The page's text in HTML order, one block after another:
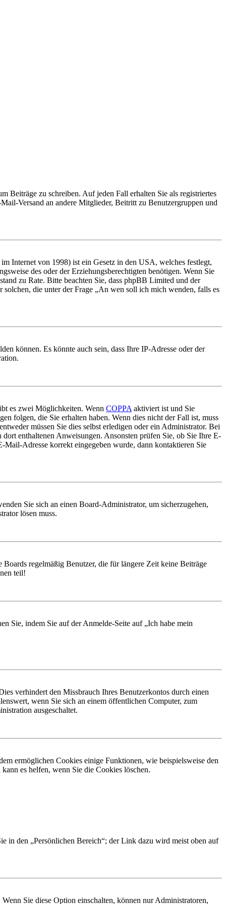
Beiträge zu schreiben. Auf jeden Fall erhalten Sie als registriertes
Versand an andere Mitglieder, Beitritt zu Benutzergruppen und
Internet von 1998) ist ein Gesetz in den USA, welches festlegt,
des oder der Erziehungsberechtigten benötigen. Wenn Sie
zu Rate. Bitte beachten Sie, dass phpBB Limited und der
die unter der Frage „An wen soll ich mich wenden, falls es
können. Es könnte auch sein, dass Ihre IP-Adresse oder der
es zwei Möglichkeiten. Wenn COPPA aktiviert ist und Sie
folgen, die Sie erhalten haben. Wenn dies nicht der Fall ist, muss
müssen Sie dies selbst erledigen oder ein Administrator. Bei
enthaltenen Anweisungen. Ansonsten prüfen Sie, ob Sie Ihre E-
Adresse korrekt eingegeben wurde, dann kontaktieren Sie
Sie sich an einen Board-Administrator, um sicherzugehen,
lösen muss.
regelmäßig Benutzer, die für längere Zeit keine Beiträge
teil!
Sie, indem Sie auf der Anmelde-Seite auf „Ich habe mein
verhindert den Missbrauch Ihres Benutzerkontos durch einen
wenn Sie sich an einem öffentlichen Computer, zum
ausgeschaltet.
ermöglichen Cookies einige Funktionen, wie beispielsweise den
es helfen, wenn Sie die Cookies löschen.
in den „Persönlichen Bereich“; der Link dazu wird meist oben auf
Sie diese Option einschalten, können nur Administratoren,